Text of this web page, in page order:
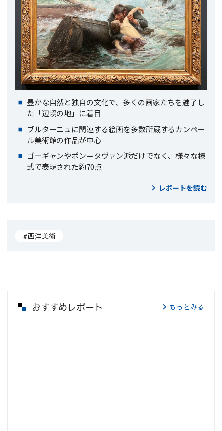
豊かな自然と独自の文化で、多くの画家たちを魅了し
た「辺境の地」に着目
ブルターニュに関連する絵画を多数所蔵するカンペー
ル美術館の作品が中心
ゴーギャンやポン＝タヴァン派だけでなく、様々な様
式で表現された約70点
レポートを読む
#西洋美術
おすすめレポート もっとみる